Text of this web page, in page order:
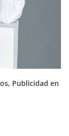
Publicidad en